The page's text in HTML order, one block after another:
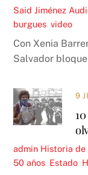
Said Jiménez
burgues ,video
Con Xenia
Salvador
9
admin Historia de
50 años Estado